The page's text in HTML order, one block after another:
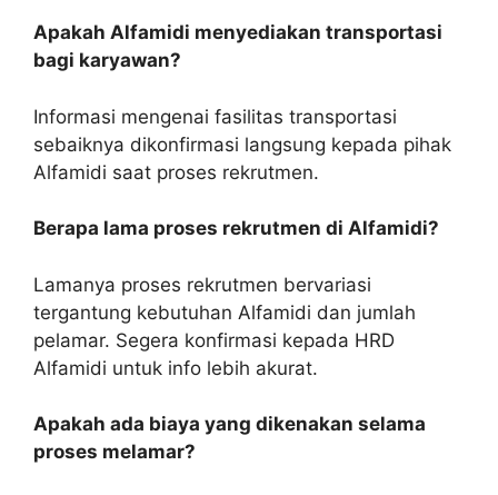
Apakah Alfamidi menyediakan transportasi
bagi karyawan?
Informasi mengenai fasilitas transportasi
sebaiknya dikonfirmasi langsung kepada pihak
Alfamidi saat proses rekrutmen.
Berapa lama proses rekrutmen di Alfamidi?
Lamanya proses rekrutmen bervariasi
tergantung kebutuhan Alfamidi dan jumlah
pelamar. Segera konfirmasi kepada HRD
Alfamidi untuk info lebih akurat.
Apakah ada biaya yang dikenakan selama
proses melamar?